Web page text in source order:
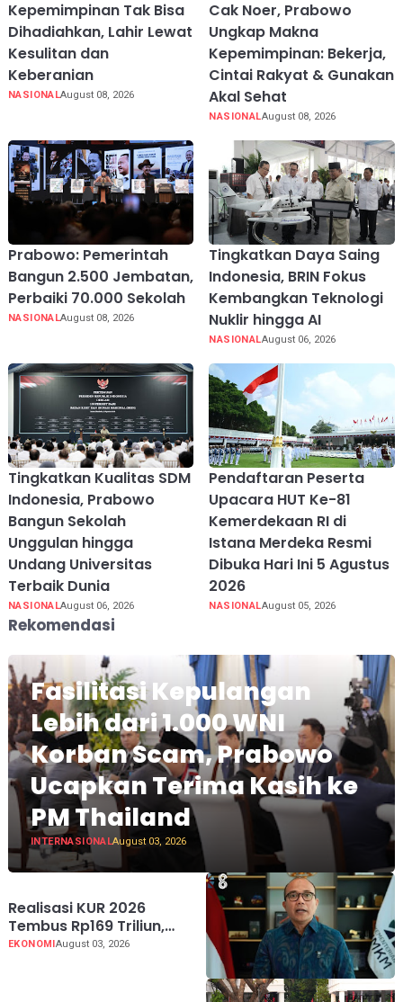
Kepemimpinan Tak Bisa
Dihadiahkan, Lahir Lewat
Kesulitan dan
Keberanian
NASIONALAugust 08, 2026
Cak Noer, Prabowo
Ungkap Makna
Kepemimpinan: Bekerja,
Cintai Rakyat & Gunakan
Akal Sehat
NASIONALAugust 08, 2026
Prabowo: Pemerintah
Bangun 2.500 Jembatan,
Perbaiki 70.000 Sekolah
NASIONALAugust 08, 2026
Tingkatkan Daya Saing
Indonesia, BRIN Fokus
Kembangkan Teknologi
Nuklir hingga AI
NASIONALAugust 06, 2026
Tingkatkan Kualitas SDM
Indonesia, Prabowo
Bangun Sekolah
Unggulan hingga
Undang Universitas
Terbaik Dunia
NASIONALAugust 06, 2026
Pendaftaran Peserta
Upacara HUT Ke-81
Kemerdekaan RI di
Istana Merdeka Resmi
Dibuka Hari Ini 5 Agustus
2026
NASIONALAugust 05, 2026
Rekomendasi
Fasilitasi Kepulangan
Lebih dari 1.000 WNI
Korban Scam, Prabowo
Ucapkan Terima Kasih ke
PM Thailand
INTERNASIONALAugust 03, 2026
Realisasi KUR 2026
Tembus Rp169 Triliun,
Jangkau 2,65 Juta Debitur
EKONOMIAugust 03, 2026